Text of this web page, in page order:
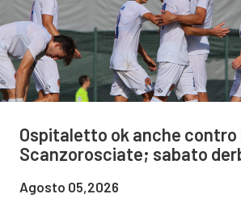
Ospitaletto ok anche contro
Scanzorosciate; sabato
Agosto 05,2026